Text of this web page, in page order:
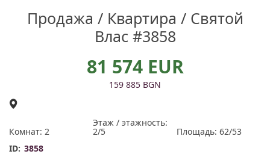
Продажа / Квартира / Святой
Влас #3858
81 574 EUR
159 885 BGN
Комнат: 2
Этаж / этажность:
2/5
Площадь: 62/53
ID: 3858